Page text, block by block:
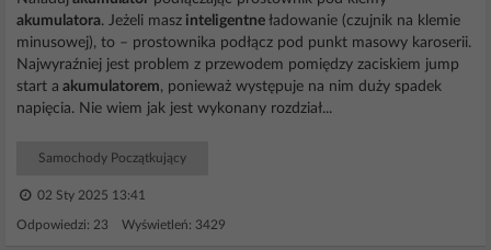
akumulatora. Jeżeli masz inteligentne ładowanie (czujnik na klemie
minusowej), to – prostownika podłącz pod punkt masowy karoserii.
Najwyraźniej jest problem z przewodem pomiędzy zaciskiem jump
start a akumulatorem, ponieważ występuje na nim duży spadek
napięcia. Nie wiem jak jest wykonany rozdział...
Samochody Początkujący
02 Sty 2025 13:41
Odpowiedzi: 23 Wyświetleń: 3429